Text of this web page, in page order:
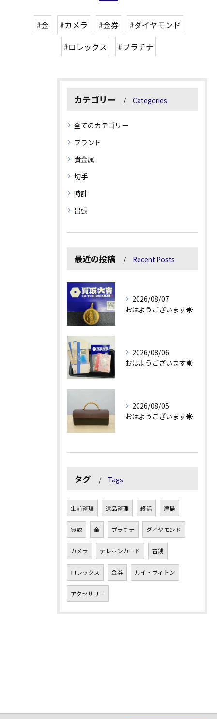
#金 #カメラ #金券
#ダイヤモンド
#ロレックス
#プラチナ
カテゴリー Categories
全てのカテゴリー
ブランド
貴金属
切手
時計
出張
最近の投稿 Recent Posts
2026/08/07
おはようございます☀
2026/08/06
おはようございます☀
2026/08/05
おはようございます☀
タグ Tags
生前整理 遺品整理 終活 津島
買取 金 プラチナ ダイヤモンド
カメラ テレホンカード 古銭
ロレックス 金券 ルイ・ヴィトン
アクセサリー